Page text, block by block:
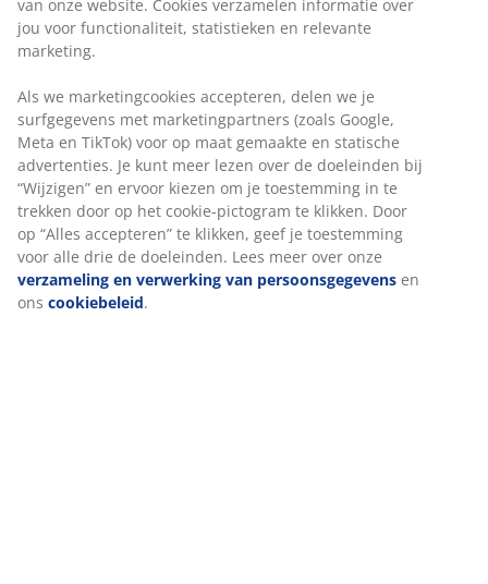
voor modulaire bank. B98 x H81 x D98 cm
Artikelnummer: 3630142
Montage instructies
Specificaties